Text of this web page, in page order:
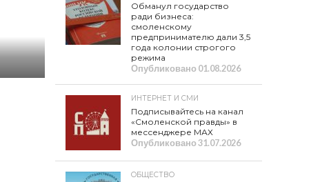
Обманул государство
ради бизнеса:
смоленскому
предпринимателю дали 3,5
года колонии строгого
режима
Опубликовано01.08.2026
ИНТЕРНЕТ И СМИ
Подписывайтесь на канал
«Смоленской правды» в
мессенджере МАХ
Опубликовано31.07.2026
ОБЩЕСТВО